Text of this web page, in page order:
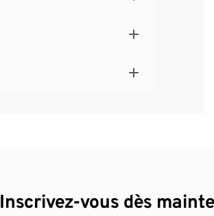
Inscrivez-vous dès